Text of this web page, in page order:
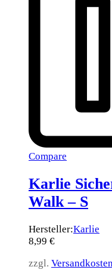
Compare
Karlie
Walk – S
Hersteller:Karlie
8,99 €
zzgl.